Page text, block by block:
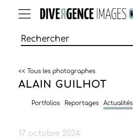
<< Tous les photographes
ALAIN GUILHOT
Portfolios Reportages Actualités
17 octobre 2024